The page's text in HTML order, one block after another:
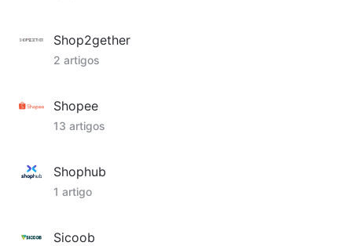
Shop2gether
2 artigos
Shopee
13 artigos
Shophub
1 artigo
Sicoob